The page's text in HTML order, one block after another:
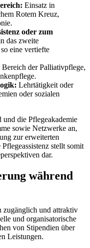
Einsatz in
Rotem Kreuz,
oder zum
das zweite
eine vertiefte
der Palliativpflege,
Lehrtätigkeit oder
oder sozialen
die Pflegeakademie
sowie Netzwerke an,
zur erweiterten
stellt somit
dar.
während
zugänglich und attraktiv
und organisatorische
von Stipendien über
Leistungen.